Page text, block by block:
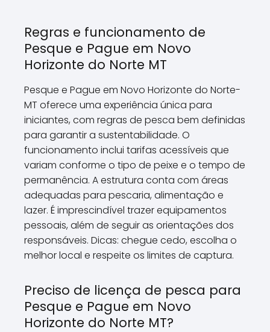
Regras e funcionamento de
Pesque e Pague em Novo
Horizonte do Norte MT
Pesque e Pague em Novo Horizonte do Norte-
MT oferece uma experiência única para
iniciantes, com regras de pesca bem definidas
para garantir a sustentabilidade. O
funcionamento inclui tarifas acessíveis que
variam conforme o tipo de peixe e o tempo de
permanência. A estrutura conta com áreas
adequadas para pescaria, alimentação e
lazer. É imprescindível trazer equipamentos
pessoais, além de seguir as orientações dos
responsáveis. Dicas: chegue cedo, escolha o
melhor local e respeite os limites de captura.
Preciso de licença de pesca para
Pesque e Pague em Novo
Horizonte do Norte MT?